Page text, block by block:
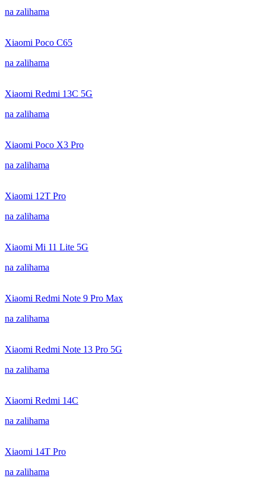
na zalihama
Xiaomi Poco C65
na zalihama
Xiaomi Redmi 13C 5G
na zalihama
Xiaomi Poco X3 Pro
na zalihama
Xiaomi 12T Pro
na zalihama
Xiaomi Mi 11 Lite 5G
na zalihama
Xiaomi Redmi Note 9 Pro Max
na zalihama
Xiaomi Redmi Note 13 Pro 5G
na zalihama
Xiaomi Redmi 14C
na zalihama
Xiaomi 14T Pro
na zalihama